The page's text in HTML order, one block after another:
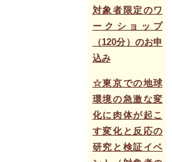
対象者限定のワ
ークショップ
（120分）のお申
込み
☆東京での地球
環境の急激な変
化に肉体が起こ
す変化と反応の
研究と検証イベ